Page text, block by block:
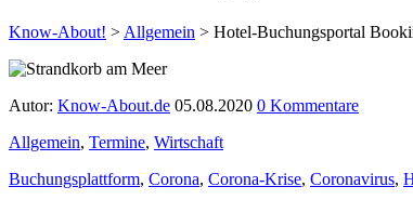
Know-About! > Allgemein > Hotel-Buchungsportal
Autor: Know-About.de 05.08.2020 0 Kommentare
Allgemein, Termine, Wirtschaft
Buchungsplattform, Corona, Corona-Krise, Coronavirus,